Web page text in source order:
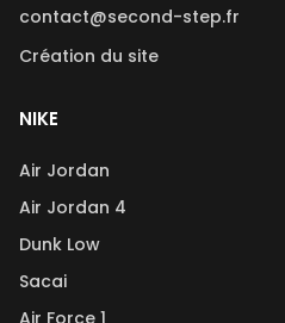
contact@second-step.fr
Création du site
NIKE
Air Jordan
Air Jordan 4
Dunk Low
Sacai
Air Force 1